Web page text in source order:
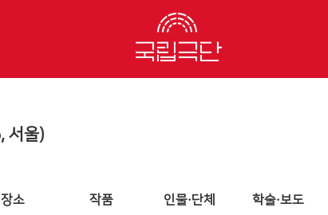
서울)
장소 작품 인물·단체 학술·보도